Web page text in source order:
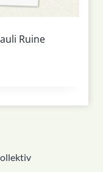
Ruine